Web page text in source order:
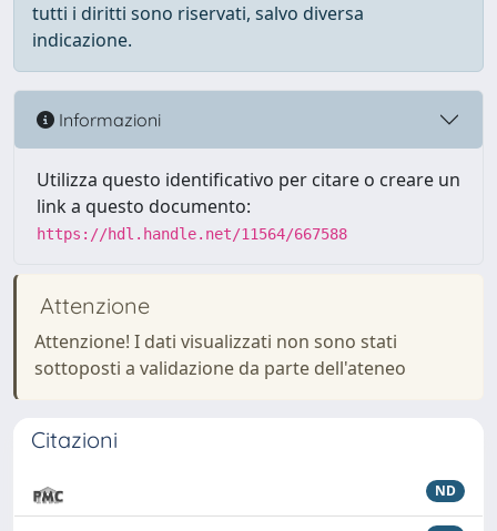
tutti i diritti sono riservati, salvo diversa
indicazione.
Informazioni
Utilizza questo identificativo per citare o creare un
link a questo documento:
https://hdl.handle.net/11564/667588
Attenzione
Attenzione! I dati visualizzati non sono stati
sottoposti a validazione da parte dell'ateneo
Citazioni
ND